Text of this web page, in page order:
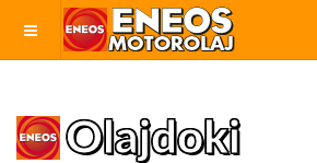
Olajdoki